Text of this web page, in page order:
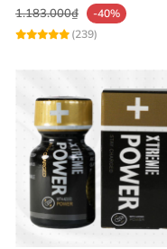
1.183.000₫
-40%
(239)